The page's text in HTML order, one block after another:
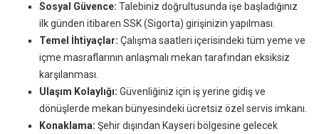
Sosyal Güvence: Talebiniz doğrultusunda işe başladığınız
ilk günden itibaren SSK (Sigorta) girişinizin yapılması.
Temel İhtiyaçlar: Çalışma saatleri içerisindeki tüm yeme ve
içme masraflarının anlaşmalı mekan tarafından eksiksiz
karşılanması.
Ulaşım Kolaylığı: Güvenliğiniz için iş yerine gidiş ve
dönüşlerde mekan bünyesindeki ücretsiz özel servis imkanı.
Konaklama: Şehir dışından Kayseri bölgesine gelecek